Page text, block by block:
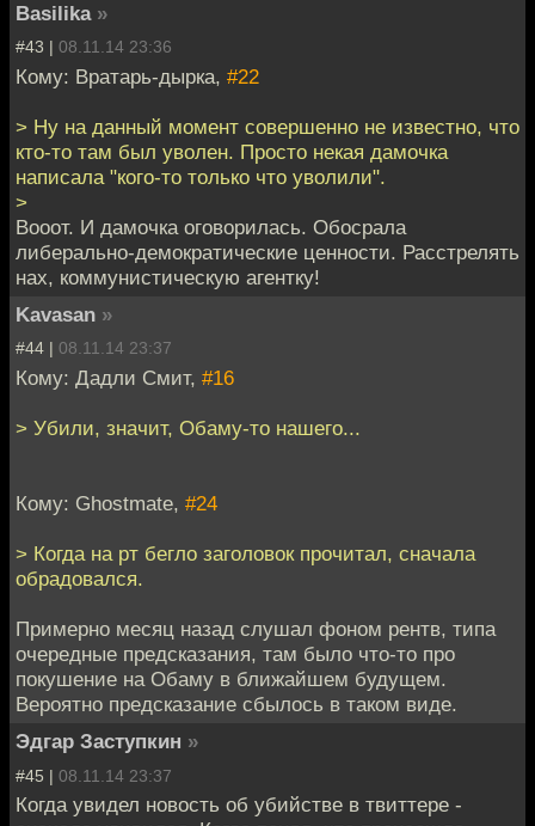
Basilika »
#43 | 08.11.14 23:36
Кому: Вратарь-дырка, #22
> Ну на данный момент совершенно не известно, что
кто-то там был уволен. Просто некая дамочка
написала "кого-то только что уволили".
>
Вооот. И дамочка оговорилась. Обосрала
либерально-демократические ценности. Расстрелять
нах, коммунистическую агентку!
Kavasan »
#44 | 08.11.14 23:37
Кому: Дадли Смит, #16
> Убили, значит, Обаму-то нашего...
Кому: Ghostmate, #24
> Когда на рт бегло заголовок прочитал, сначала
обрадовался.
Примерно месяц назад слушал фоном рентв, типа
очередные предсказания, там было что-то про
покушение на Обаму в ближайшем будущем.
Вероятно предсказание сбылось в таком виде.
Эдгар Заступкин »
#45 | 08.11.14 23:37
Когда увидел новость об убийстве в твиттере -